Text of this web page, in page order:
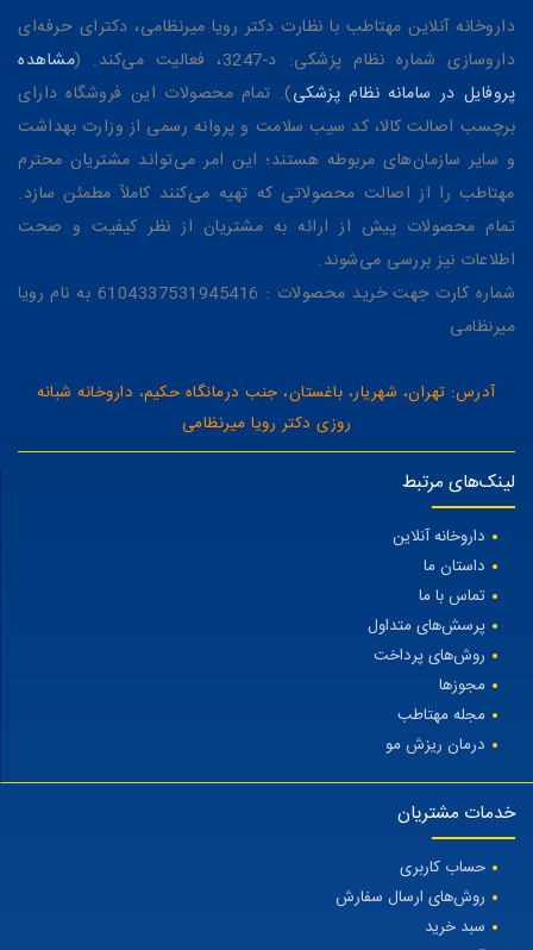
داروخانه آنلاین مهتاطب با نظارت دکتر رویا میرنظامی، دکترای حرفه‌ای
داروسازی شماره نظام پزشکی: د-3247، فعالیت می‌کند. (
مشاهده
پروفایل در سامانه نظام پزشکی). تمام محصولات این فروشگاه دارای
برچسب اصالت کالا، کد سیب سلامت و پروانه رسمی از وزارت بهداشت
و سایر سازمان‌های مربوطه هستند؛ این امر می‌تواند مشتریان محترم
مهتاطب را از اصالت محصولاتی که تهیه می‌کنند کاملاً مطمئن سازد.
تمام محصولات پیش از ارائه به مشتریان از نظر کیفیت و صحت
اطلاعات نیز بررسی می‌شوند.
شماره کارت جهت خرید محصولات : 6104337531945416 به نام رویا
میرنظامی
آدرس: تهران، شهریار، باغستان، جنب درمانگاه حکیم، داروخانه شبانه
روزی دکتر رویا میرنظامی
لینک‌های مرتبط
داروخانه آنلاین
داستان ما
تماس با ما
پرسش‌های متداول
روش‌های پرداخت
مجوزها
مجله مهتاطب
درمان ریزش مو
خدمات مشتریان
حساب کاربری
روش‌های ارسال سفارش
سبد خرید